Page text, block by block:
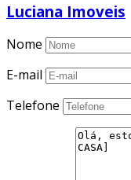
Luciana Imoveis
Nome
E-mail
Telefone